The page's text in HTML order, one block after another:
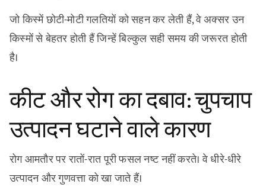
जो किस्में छोटी-मोटी गलतियों को सहन कर लेती हैं, वे अक्सर उन
किस्मों से बेहतर होती हैं जिन्हें बिल्कुल सही समय की जरूरत होती
है।
कीट और रोग का दबाव: चुपचाप
उत्पादन घटाने वाले कारण
रोग आमतौर पर रातों-रात पूरी फसल नष्ट नहीं करते। वे धीरे-धीरे
उत्पादन और गुणवत्ता को खा जाते हैं।